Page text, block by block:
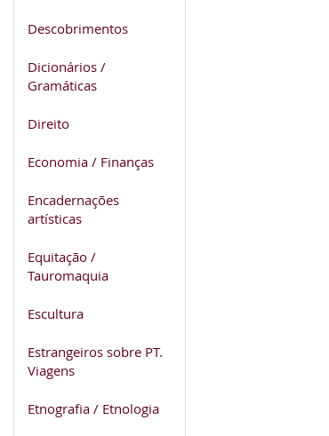
Descobrimentos
Dicionários /
Gramáticas
Direito
Economia / Finanças
Encadernações
artísticas
Equitação /
Tauromaquia
Escultura
Estrangeiros sobre PT.
Viagens
Etnografia / Etnologia